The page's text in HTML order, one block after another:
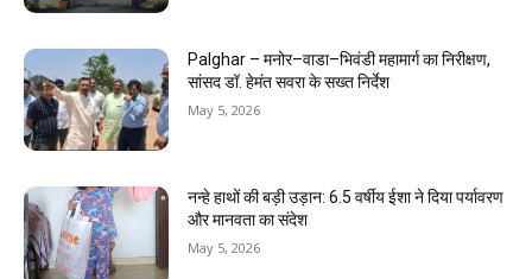
Palghar – मनोर–वाडा–भिवंडी महामार्ग का निरीक्षण,
सांसद डॉ. हेमंत सवरा के सख्त निर्देश
May 5, 2026
नन्हे हाथों की बड़ी उड़ान: 6.5 वर्षीय ईशा ने दिया पर्यावरण
और मानवता का संदेश
May 5, 2026